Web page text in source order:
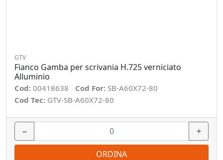
GTV
Fianco Gamba per scrivania H.725 verniciato
Alluminio
Cod: 00418638 Cod For: SB-A60X72-80
Cod Tec: GTV-SB-A60X72-80
− +
ORDINA